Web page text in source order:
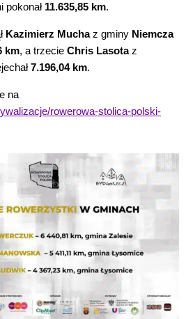
pokonał 11.635,85 km.
Kazimierz Muchaz gminy Niemcza
km, a trzecie Chris Lasotaz
7.196,04 km.
na
rowerowa-stolica-polski-